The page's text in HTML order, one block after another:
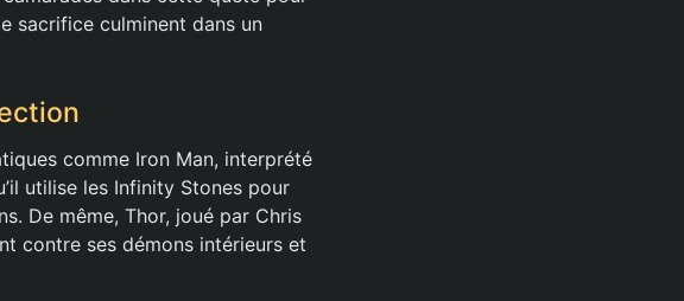
sacrifice culminent dans un
comme Iron Man, interprété
utilise les Infinity Stones pour
De même, Thor, joué par Chris
contre ses démons intérieurs et